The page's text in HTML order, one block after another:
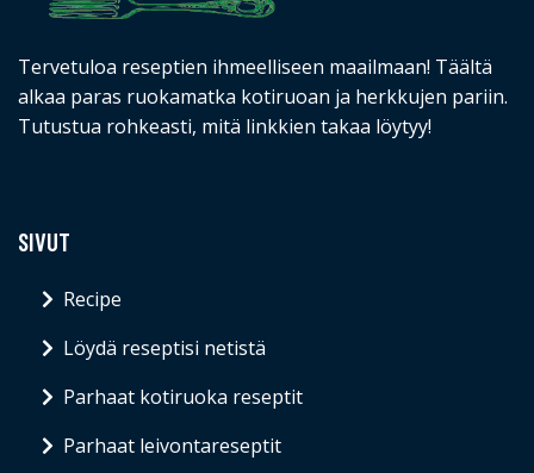
Tervetuloa reseptien ihmeelliseen maailmaan! Täältä
alkaa paras ruokamatka kotiruoan ja herkkujen pariin.
Tutustua rohkeasti, mitä linkkien takaa löytyy!
SIVUT
Recipe
Löydä reseptisi netistä
Parhaat kotiruoka reseptit
Parhaat leivontareseptit